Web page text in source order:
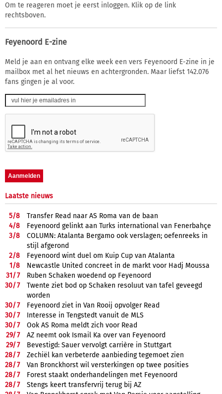
Om te reageren moet je eerst inloggen. Klik op de link
rechtsboven.
Feyenoord E-zine
Meld je aan en ontvang elke week een vers Feyenoord E-zine in je
mailbox met al het nieuws en achtergronden. Maar liefst 142.076
fans gingen je al voor.
Laatste nieuws
5/8
Transfer Read naar AS Roma van de baan
4/8
Feyenoord gelinkt aan Turks international van Fenerbahçe
3/8
COLUMN: Atalanta Bergamo ook verslagen; oefenreeks in
stijl afgerond
2/8
Feyenoord wint duel om Kuip Cup van Atalanta
1/8
Newcastle United concreet in de markt voor Hadj Moussa
31/7
Ruben Schaken woedend op Feyenoord
30/7
Twente ziet bod op Schaken resoluut van tafel geveegd
worden
30/7
Feyenoord ziet in Van Rooij opvolger Read
30/7
Interesse in Tengstedt vanuit de MLS
30/7
Ook AS Roma meldt zich voor Read
29/7
AZ neemt ook Ismail Ka over van Feyenoord
29/7
Bevestigd: Sauer vervolgt carrière in Stuttgart
28/7
Zechiël kan verbeterde aanbieding tegemoet zien
28/7
Van Bronckhorst wil versterkingen op twee posities
28/7
Forest staakt onderhandelingen met Feyenoord
28/7
Stengs keert transfervrij terug bij AZ